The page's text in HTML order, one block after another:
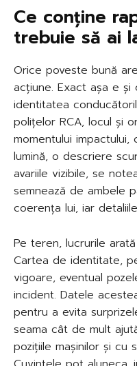
Ce conține
trebuie să ai
Orice poveste bună
acțiune. Exact așa e și
identitatea
polițelor RCA, locul și
momentului
lumină, o descriere
avariile vizibile, se
semnează de ambele
coerența lui, iar
Pe teren, lucrurile
Cartea de identitate,
vigoare, eventual
incident. Datele
pentru a evita
seama cât de mult
pozițiile mașinilor și cu